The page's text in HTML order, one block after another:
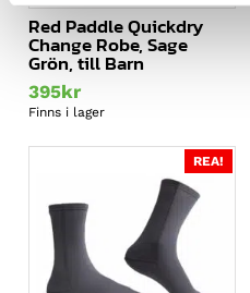
Red Paddle Quickdry
Change Robe, Sage
Grön, till Barn
395kr
Finns i lager
REA!